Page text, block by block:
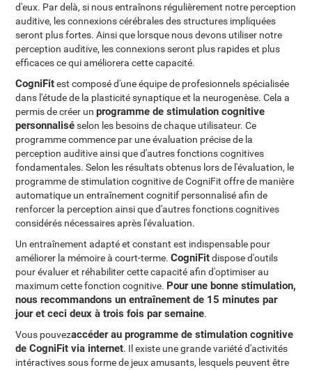
d'eux. Par delà, si nous entraînons régulièrement notre perception
auditive, les connexions cérébrales des structures impliquées
seront plus fortes. Ainsi que lorsque nous devons utiliser notre
perception auditive, les connexions seront plus rapides et plus
efficaces ce qui améliorera cette capacité.
CogniFitest composé d'une équipe de profesionnels spécialisée
dans l'étude de la plasticité synaptique et la neurogenèse. Cela a
permis de créer unprogramme de stimulation cognitive
personnaliséselon les besoins de chaque utilisateur. Ce
programme commence par une évaluation précise de la
perception auditive ainsi que d'autres fonctions cognitives
fondamentales. Selon les résultats obtenus lors de l'évaluation, le
programme de stimulation cognitive de CogniFit offre de manière
automatique un entraînement cognitif personnalisé afin de
renforcer la perception ainsi que d'autres fonctions cognitives
considérés nécessaires après l'évaluation.
Un entraînement adapté et constant est indispensable pour
améliorer la mémoire à court-terme.CogniFitdispose d'outils
pour évaluer et réhabiliter cette capacité afin d'optimiser au
maximum cette fonction cognitive. Pour une bonne stimulation,
nous recommandons un entraînement de 15 minutes par
jour et ceci deux à trois fois par semaine.
Vous pouvezaccéder au programme de stimulation cognitive
de CogniFit via internet. Il existe une grande variété d'activités
intéractives sous forme de jeux amusants, lesquels peuvent être